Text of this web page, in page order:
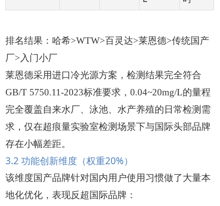
排名结果：哈希>WTW>百灵达>莱恩德>传统国产
厂>入门小厂
莱恩德采用进口冷光源方案，检测结果完全符合
GB/T 5750.11-2023标准要求，0.04~20mg/L的量程
完全覆盖自来水厂、泳池、水产养殖的日常检测需
求，仅在超痕量实验室检测场景下与国际头部品牌
存在小幅差距。
3.2 功能创新维度（权重20%）
该维度国产品牌针对国内用户使用习惯做了大量本
地化优化，表现反超国际品牌：